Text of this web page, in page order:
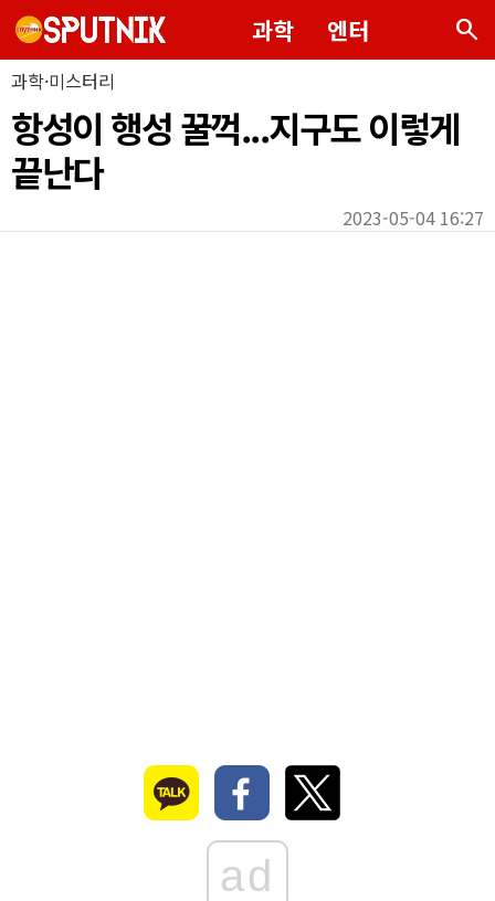
과학 엔터 search
과학·미스터리
항성이 행성 꿀꺽...지구도 이렇게
끝난다
2023-05-04 16:27
ad